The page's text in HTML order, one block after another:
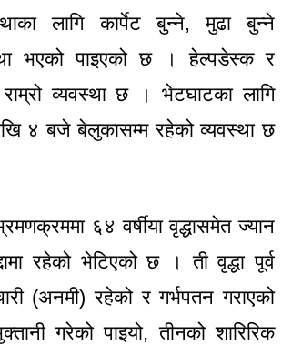
लागि कार्पेट बुन्ने, मुढा बुन्ने
भएको पाइएको छ । हेल्पडेस्क र
व्यवस्था छ । भेटघाटका लागि
४ बजे बेलुकासम्म रहेको व्यवस्था छ
६४ वर्षीया वृद्धासमेत ज्यान
रहेको भेटिएको छ । ती वृद्धा पूर्व
(अनमी) रहेको र गर्भपतन गराएको
गरेको पाइयो, तीनको शारिरिक